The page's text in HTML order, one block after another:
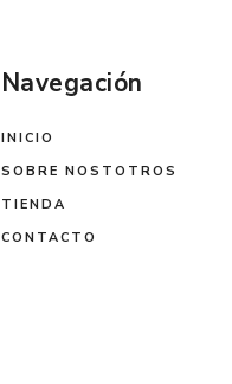
Navegación
INICIO
SOBRE NOSTOTROS
TIENDA
CONTACTO